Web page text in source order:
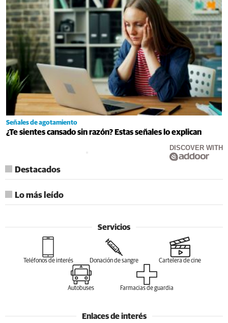
Señales de agotamiento
¿Te sientes cansado sin razón? Estas señales lo explican
DISCOVER WITH
Destacados
Lo más leído
Servicios
Teléfonos de interés Donación de sangre Cartelera de cine
Autobuses Farmacias de guardia
Enlaces de interés